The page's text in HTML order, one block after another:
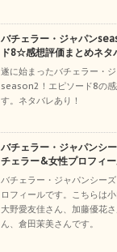
バチェラー・ジャパン
ド8☆感想評価まとめネ
遂に始まったバチェラー・
season2！エピソード8の
す。ネタバレあり！
バチェラー・ジャパンシ
チェラー&女性プロフィ
バチェラー・ジャパンシー
ロフィールです。こちらは小
大野愛友佳さん、加藤優花
ん、倉田茉美さんです。